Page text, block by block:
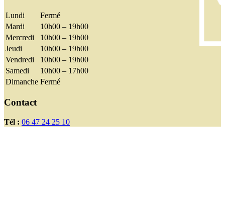
Lundi
Fermé
Mardi
10h00 – 19h00
Mercredi
10h00 – 19h00
Jeudi
10h00 – 19h00
Vendredi
10h00 – 19h00
Samedi
10h00 – 17h00
Dimanche Fermé
Contact
Tél : 06 47 24 25 10